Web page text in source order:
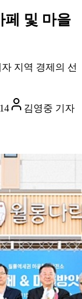
페 및 마을
지역 경제의 선
김영중 기자